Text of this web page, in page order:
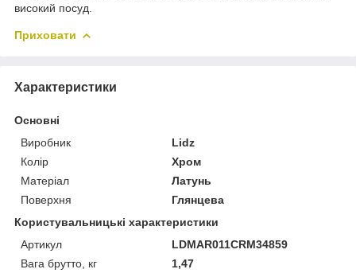
високий посуд.
Приховати
Характеристики
Основні
Виробник
Lidz
Колір
Хром
Матеріал
Латунь
Поверхня
Глянцева
Користувальницькі характеристики
Артикул
LDMAR011CRM34859
Вага брутто, кг
1,47